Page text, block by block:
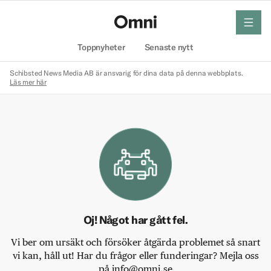
Toppnyheter Senaste nytt
meny
Schibsted News Media AB är ansvarig för dina data på denna webbplats.
Läs mer här
Oj! Något har gått fel.
Vi ber om ursäkt och försöker åtgärda problemet så snart
vi kan, håll ut! Har du frågor eller funderingar? Mejla oss